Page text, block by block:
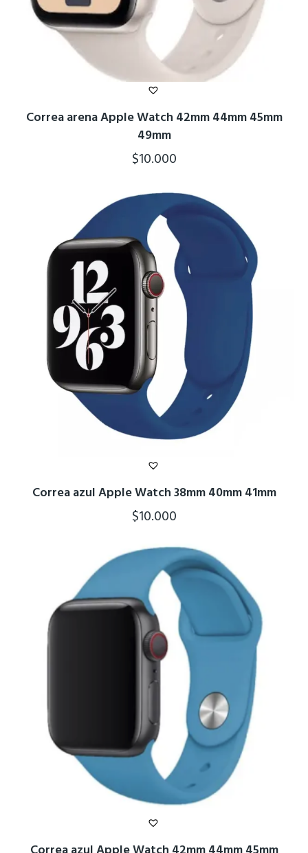
Correa arena Apple Watch 42mm 44mm 45mm
49mm
$10.000
Correa azul Apple Watch 38mm 40mm 41mm
$10.000